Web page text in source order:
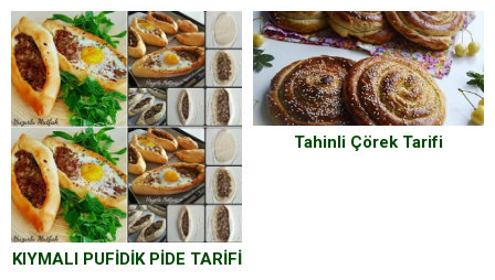
KIYMALI PUFİDİK PİDE TARİFİ
Tahinli Çörek Tarifi